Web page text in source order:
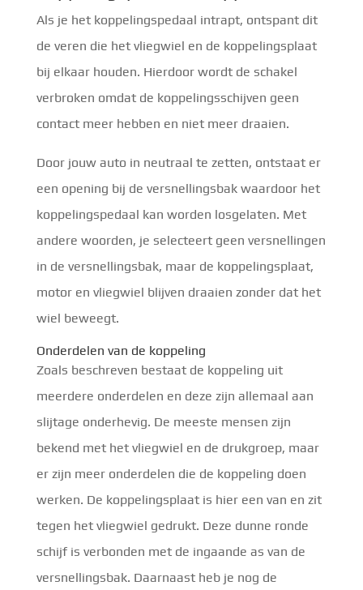
Als je het koppelingspedaal intrapt, ontspant dit
de veren die het vliegwiel en de koppelingsplaat
bij elkaar houden. Hierdoor wordt de schakel
verbroken omdat de koppelingsschijven geen
contact meer hebben en niet meer draaien.
Door jouw auto in neutraal te zetten, ontstaat er
een opening bij de versnellingsbak waardoor het
koppelingspedaal kan worden losgelaten. Met
andere woorden, je selecteert geen versnellingen
in de versnellingsbak, maar de koppelingsplaat,
motor en vliegwiel blijven draaien zonder dat het
wiel beweegt.
Onderdelen van de koppeling
Zoals beschreven bestaat de koppeling uit
meerdere onderdelen en deze zijn allemaal aan
slijtage onderhevig. De meeste mensen zijn
bekend met het vliegwiel en de drukgroep, maar
er zijn meer onderdelen die de koppeling doen
werken. De koppelingsplaat is hier een van en zit
tegen het vliegwiel gedrukt. Deze dunne ronde
schijf is verbonden met de ingaande as van de
versnellingsbak. Daarnaast heb je nog de